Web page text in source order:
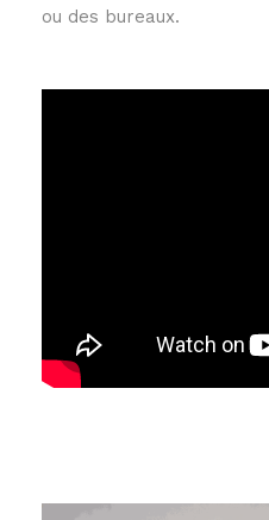
ou des bureaux.